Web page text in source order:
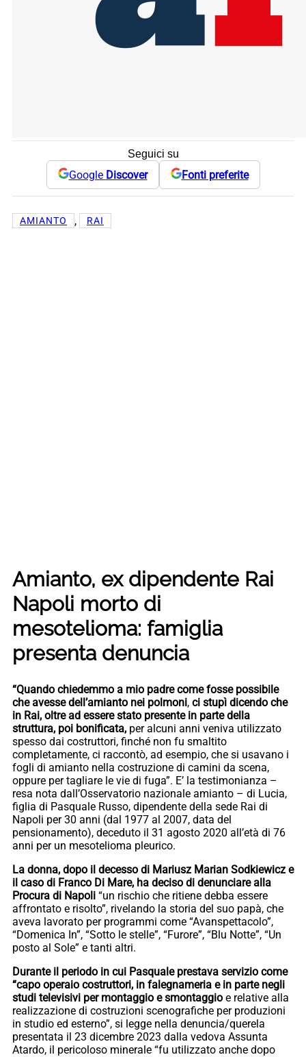
Seguici su
Google Discover Fonti preferite
AMIANTO , RAI
Amianto, ex dipendente Rai
Napoli morto di
mesotelioma: famiglia
presenta denuncia
“Quando chiedemmo a mio padre come fosse possibile
che avesse dell’amianto nei polmoni, ci stupì dicendo che
in Rai, oltre ad essere stato presente in parte della
struttura, poi bonificata, per alcuni anni veniva utilizzato
spesso dai costruttori, finché non fu smaltito
completamente, ci raccontò, ad esempio, che si usavano i
fogli di amianto nella costruzione di camini da scena,
oppure per tagliare le vie di fuga”. E’ la testimonianza –
resa nota dall’Osservatorio nazionale amianto – di Lucia,
figlia di Pasquale Russo, dipendente della sede Rai di
Napoli per 30 anni (dal 1977 al 2007, data del
pensionamento), deceduto il 31 agosto 2020 all’età di 76
anni per un mesotelioma pleurico.
La donna, dopo il decesso di Mariusz Marian Sodkiewicz e
il caso di Franco Di Mare, ha deciso di denunciare alla
Procura di Napoli “un rischio che ritiene debba essere
affrontato e risolto”, rivelando la storia del suo papà, che
aveva lavorato per programmi come “Avanspettacolo”,
“Domenica In”, “Sotto le stelle”, “Furore”, “Blu Notte”, “Un
posto al Sole” e tanti altri.
Durante il periodo in cui Pasquale prestava servizio come
“capo operaio costruttori, in falegnameria e in parte negli
studi televisivi per montaggio e smontaggio e relative alla
realizzazione di costruzioni scenografiche per produzioni
in studio ed esterno”, si legge nella denuncia/querela
presentata il 23 dicembre 2023 dalla vedova Assunta
Atardo, il pericoloso minerale “fu utilizzato anche dopo